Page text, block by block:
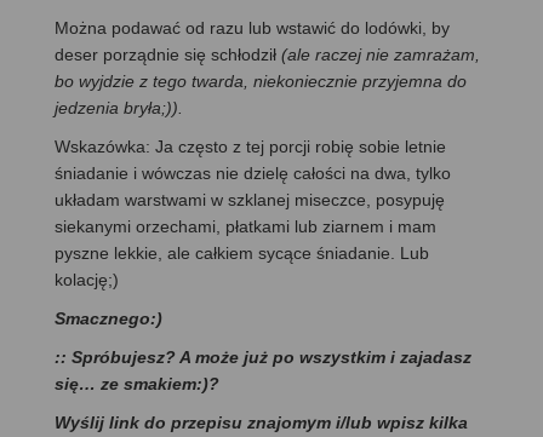
Można podawać od razu lub wstawić do lodówki, by
deser porządnie się schłodził (ale raczej nie zamrażam,
bo wyjdzie z tego twarda, niekoniecznie przyjemna do
jedzenia bryła;)).
Wskazówka: Ja często z tej porcji robię sobie letnie
śniadanie i wówczas nie dzielę całości na dwa, tylko
układam warstwami w szklanej miseczce, posypuję
siekanymi orzechami, płatkami lub ziarnem i mam
pyszne lekkie, ale całkiem sycące śniadanie. Lub
kolację;)
Smacznego:)
:: Spróbujesz? A może już po wszystkim i zajadasz
się… ze smakiem:)?
Wyślij link do przepisu znajomym i/lub wpisz kilka